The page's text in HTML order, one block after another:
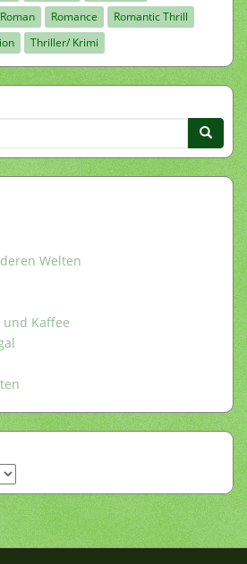
Roman Romance
Romantic Thrill
Thriller/ Krimi
Welten
Kaffee